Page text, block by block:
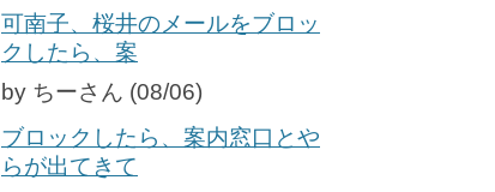
可南子、桜井のメールをブロッ
クしたら、案
by ちーさん (08/06)
ブロックしたら、案内窓口とや
らが出てきて